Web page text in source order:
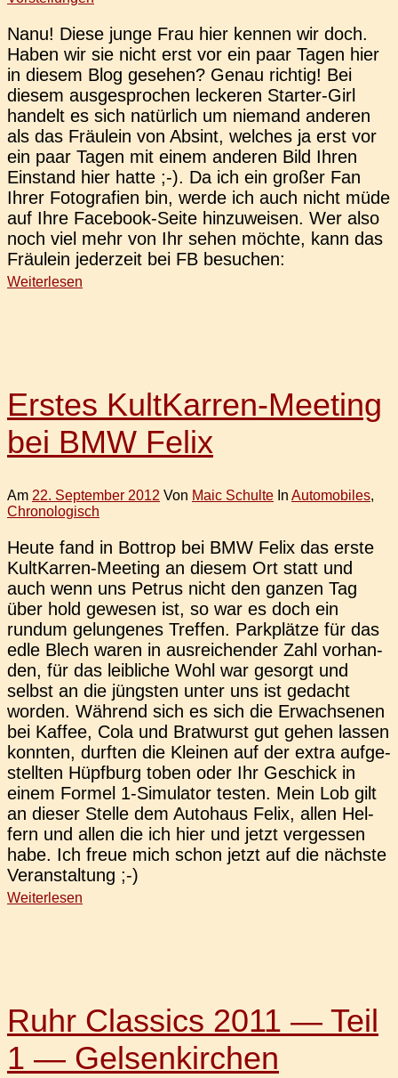
Nanu! Diese junge Frau hier kennen wir doch.
Haben wir sie nicht erst vor ein paar Tagen hier
in diesem Blog gese­hen? Genau rich­tig! Bei
diesem aus­ge­spro­chen lecke­ren Star­­ter-Girl
han­delt es sich natür­lich um nie­mand ande­ren
als das Fräu­lein von Absint, wel­ches ja erst vor
ein paar Tagen mit einem ande­ren Bild Ihren
Ein­stand hier hatte ;-). Da ich ein großer Fan
Ihrer Foto­gra­fien bin, werde ich auch nicht müde
auf Ihre Face­­book-Seite hin­zu­wei­sen. Wer also
noch viel mehr von Ihr sehen möchte, kann das
Fräu­lein jeder­zeit bei FB besuchen:
Weiterlesen
Erstes KultKarren-Meeting
bei BMW Felix
Am 22. September 2012 Von Maic Schulte In Automobiles,
Chronologisch
Heute fand in Bot­trop bei BMW Felix das erste
Kul­t­­Kar­­ren-Mee­­ting an diesem Ort statt und
auch wenn uns Petrus nicht den ganzen Tag
über hold gewe­sen ist, so war es doch ein
rundum gelun­ge­nes Tref­fen. Park­plät­ze für das
edle Blech waren in aus­rei­chen­der Zahl vor­han­
den, für das leib­li­che Wohl war gesorgt und
selbst an die jüngs­ten unter uns ist gedacht
worden. Wäh­rend sich es sich die Erwach­se­nen
bei Kaffee, Cola und Brat­wurst gut gehen lassen
konn­ten, durf­ten die Klei­nen auf der extra auf­ge­
stell­ten Hüpf­burg toben oder Ihr Geschick in
einem Formel 1‑Simulator testen. Mein Lob gilt
an dieser Stelle dem Auto­haus Felix, allen Hel­
fern und allen die ich hier und jetzt ver­ges­sen
habe. Ich freue mich schon jetzt auf die nächs­te
Veranstaltung ;-)
Weiterlesen
Ruhr Classics 2011 — Teil
1 — Gelsenkirchen